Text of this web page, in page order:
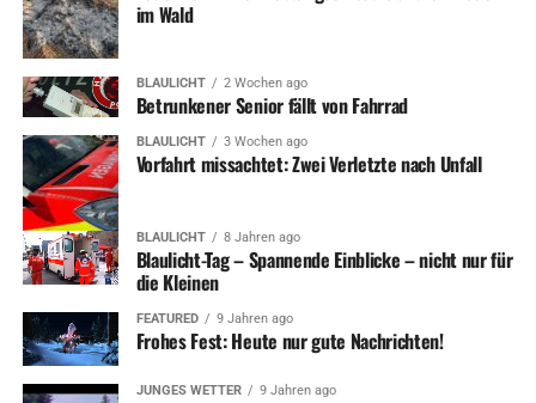
im Wald
BLAULICHT 2 Wochen ago
Betrunkener Senior fällt von Fahrrad
BLAULICHT 3 Wochen ago
Vorfahrt missachtet: Zwei Verletzte nach Unfall
BLAULICHT 8 Jahren ago
Blaulicht-Tag – Spannende Einblicke – nicht nur für
die Kleinen
FEATURED 9 Jahren ago
Frohes Fest: Heute nur gute Nachrichten!
JUNGES WETTER 9 Jahren ago